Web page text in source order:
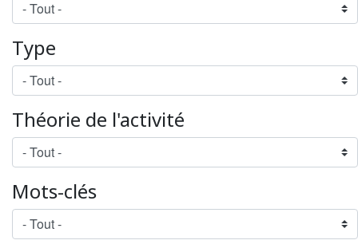
Type
Théorie de l'activité
Mots-clés